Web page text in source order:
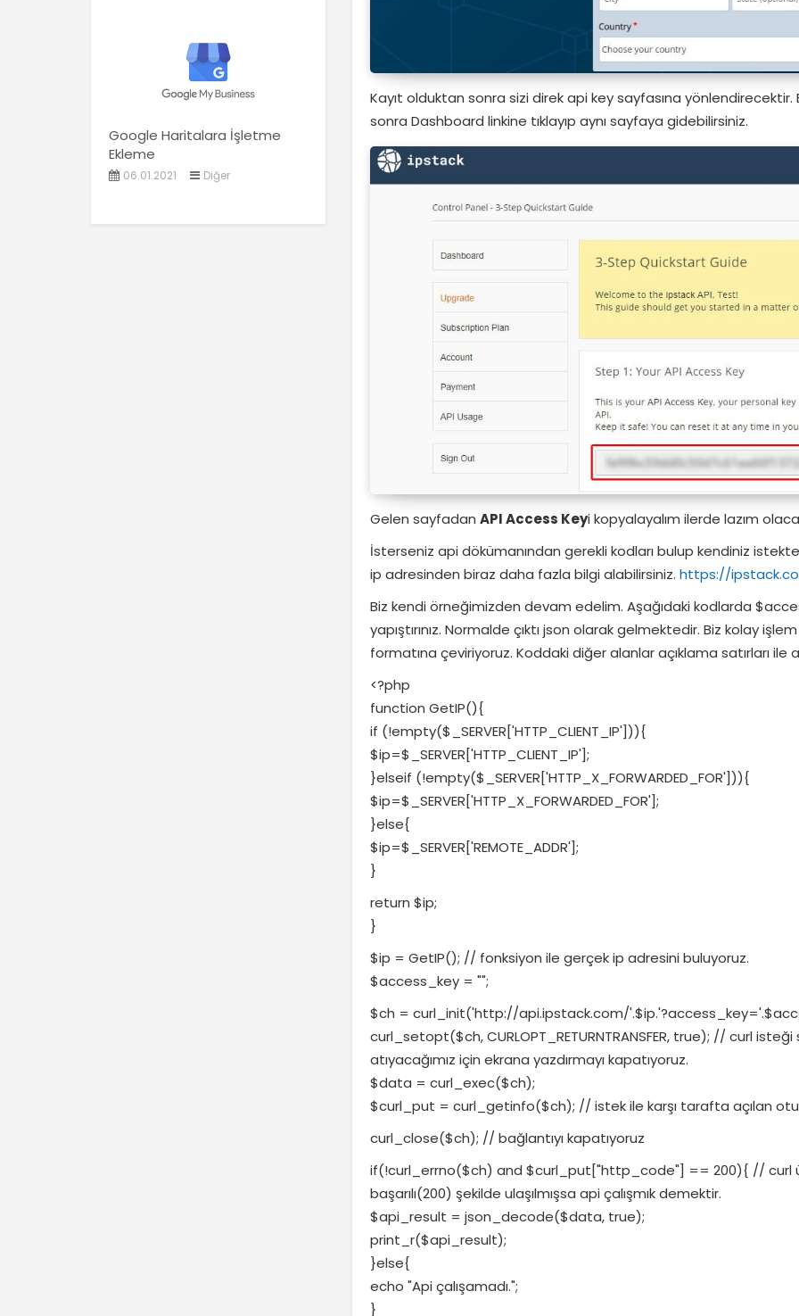
Google Haritalara İşletme
Ekleme
06.01.2021 Diğer
Kayıt olduktan sonra sizi direk api key sayfasına
sonra Dashboard linkine tıklayıp aynı sayfaya gidebilirsiniz.
Gelen sayfadan API Access Keyi kopyalayalım ilerde lazım
İsterseniz api dökümanından gerekli kodları bulup kendiniz
ip adresinden biraz daha fazla bilgi alabilirsiniz. https://
Biz kendi örneğimizden devam edelim. Aşağıdaki kodlarda
yapıştırınız. Normalde çıktı json olarak gelmektedir. Biz kolay
formatına çeviriyoruz. Koddaki diğer alanlar açıklama satırları ile
<?php
function GetIP(){
if (!empty($_SERVER['HTTP_CLIENT_IP'])){
$ip=$_SERVER['HTTP_CLIENT_IP'];
}elseif (!empty($_SERVER['HTTP_X_FORWARDED_FOR'])){
$ip=$_SERVER['HTTP_X_FORWARDED_FOR'];
}else{
$ip=$_SERVER['REMOTE_ADDR'];
}
return $ip;
}
$ip = GetIP(); // fonksiyon ile gerçek ip adresini buluyoruz.
$access_key = "";
$ch = curl_init('http://api.ipstack.com/
curl_setopt($ch, CURLOPT_RETURNTRANSFER, true); // curl
atıyacağımız için ekrana yazdırmayı kapatıyoruz.
$data = curl_exec($ch);
$curl_put = curl_getinfo($ch); // istek ile karşı tarafta açılan
curl_close($ch); // bağlantıyı kapatıyoruz
if(!curl_errno($ch) and $curl_put["http_code"] == 200){ // curl
başarılı(200) şekilde ulaşılmışsa api çalışmık demektir.
$api_result = json_decode($data, true);
print_r($api_result);
}else{
echo "Api çalışamadı.";
}